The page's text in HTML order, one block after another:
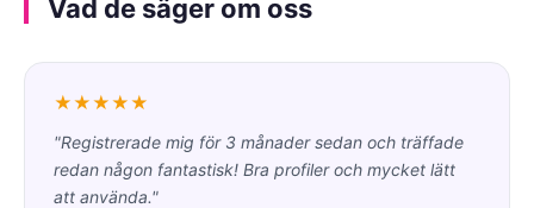
Vad de säger om oss
★★★★★
"Registrerade mig för 3 månader sedan och träffade
redan någon fantastisk! Bra profiler och mycket lätt
att använda."